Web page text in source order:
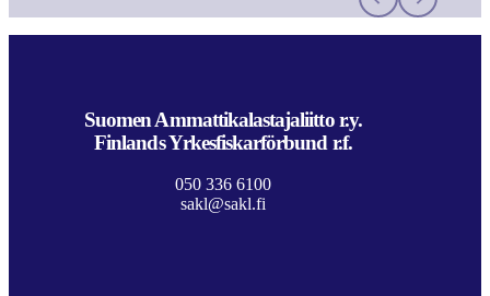
Suomen Ammattikalastajaliitto r.y.
Finlands Yrkesfiskarförbund r.f.
050 336 6100
sakl@sakl.fi